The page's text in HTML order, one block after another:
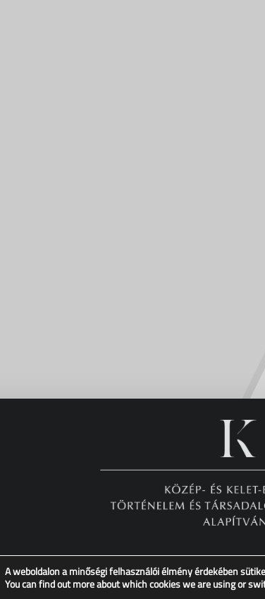
Copyright © XX. Század Intézet –
A weboldalon a minőségi felhasználói élmény érdekében
You can find out more about which cookies we are using or